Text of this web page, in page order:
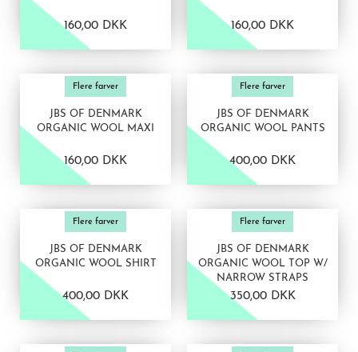
160,00 DKK 160,00 DKK
Flere farver
JBS OF DENMARK
ORGANIC WOOL MAXI
160,00 DKK
Flere farver
JBS OF DENMARK
ORGANIC WOOL PANTS
400,00 DKK
Flere farver
JBS OF DENMARK
ORGANIC WOOL SHIRT
400,00 DKK
Flere farver
JBS OF DENMARK
ORGANIC WOOL TOP W/
NARROW STRAPS
350,00 DKK